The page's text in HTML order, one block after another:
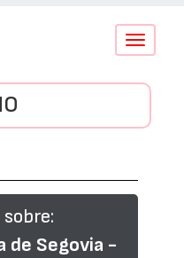
Conmutar
de Segovia -